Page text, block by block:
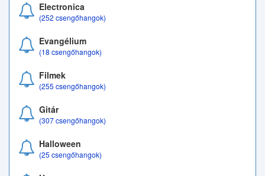
Electronica
(252 csengőhangok)
Evangélium
(18 csengőhangok)
Filmek
(255 csengőhangok)
Gitár
(307 csengőhangok)
Halloween
(25 csengőhangok)